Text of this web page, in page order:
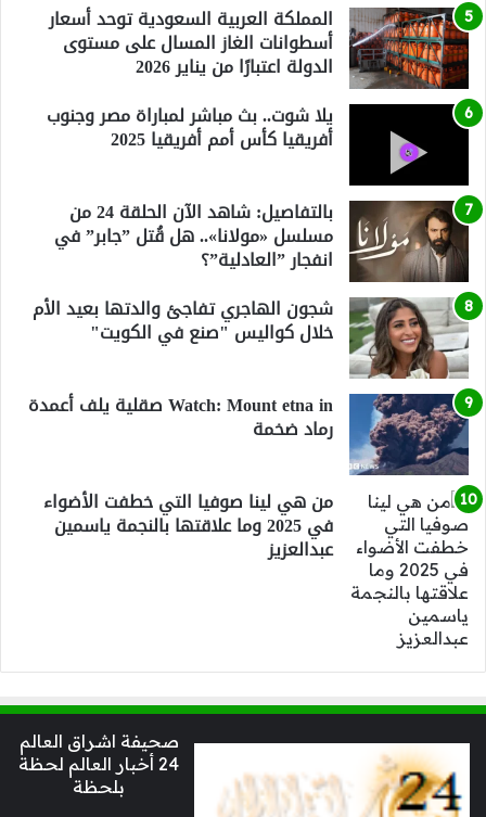
المملكة العربية السعودية توحد أسعار
أسطوانات الغاز المسال على مستوى
الدولة اعتبارًا من يناير 2026
يلا شوت.. بث مباشر لمباراة مصر وجنوب
أفريقيا كأس أمم أفريقيا 2025
بالتفاصيل: شاهد الآن الحلقة 24 من
مسلسل «مولانا».. هل قُتل ”جابر” في
انفجار ”العادلية”؟
شجون الهاجري تفاجئ والدتها بعيد الأم
خلال كواليس "صنع في الكويت"
Watch: Mount etna in صقلية يلف أعمدة
رماد ضخمة
من هي لينا صوفيا التي خطفت الأضواء
في 2025 وما علاقتها بالنجمة ياسمين
عبدالعزيز
صحيفة اشراق العالم
24 أخبار العالم لحظة
بلحظة